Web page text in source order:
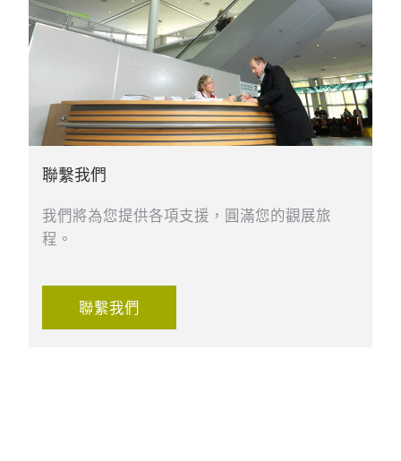
聯繫我們
我們將為您提供各項支援，圓滿您的觀展旅
程。
聯繫我們